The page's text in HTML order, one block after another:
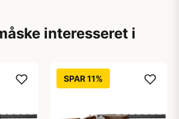
interesseret i
SPAR 11%